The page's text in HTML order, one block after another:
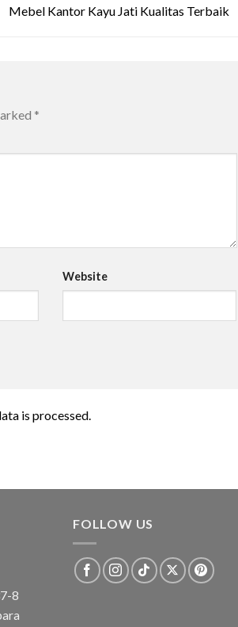
Mebel Kantor Kayu Jati Kualitas Terbaik
*
Website
is processed.
8
FOLLOW US